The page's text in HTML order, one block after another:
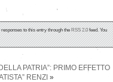
responses to this entry through theRSS 2.0feed. You
PATRIA”: PRIMO EFFETTO
RENZI »